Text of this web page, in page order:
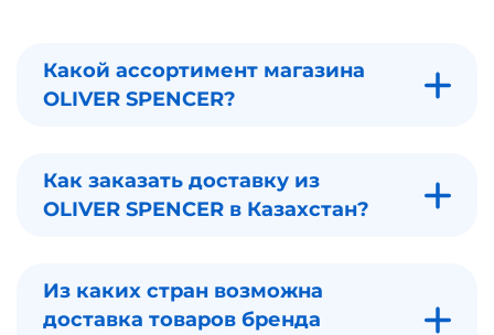
Какой ассортимент магазина
OLIVER SPENCER?
Как заказать доставку из
OLIVER SPENCER в Казахстан?
Из каких стран возможна
доставка товаров бренда